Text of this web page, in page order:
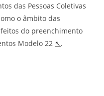
das Pessoas Coletivas
o âmbito das
do preenchimento
Modelo 22 ↖.